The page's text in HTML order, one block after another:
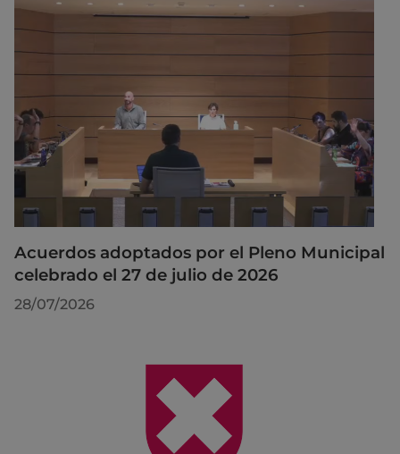
Acuerdos adoptados por el Pleno Municipal
celebrado el 27 de julio de 2026
28/07/2026